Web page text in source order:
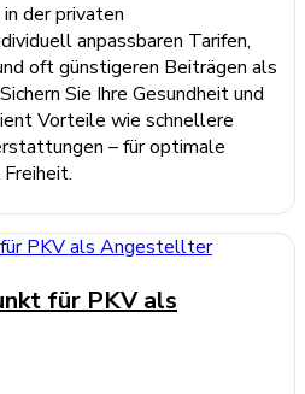
der privaten
anpassbaren Tarifen,
oft günstigeren Beiträgen als
Sie Ihre Gesundheit und
Vorteile wie schnellere
– für optimale
für PKV als